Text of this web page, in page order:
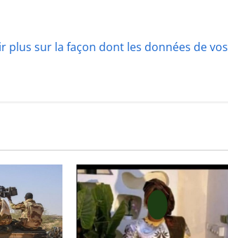
plus sur la façon dont les données de vos